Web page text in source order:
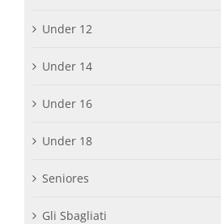
Under 12
Under 14
Under 16
Under 18
Seniores
Gli Sbagliati